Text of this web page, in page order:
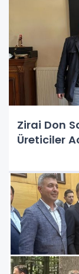
Zirai Don
Üreticiler